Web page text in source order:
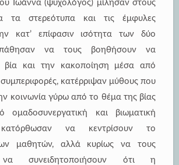
Ιωάννα (ψυχολόγος) μίλησαν στους
τα στερεότυπα και τις έμφυλες
κατ’ επίφασιν ισότητα των δύο
να τους βοηθήσουν να
βία και την κακοποίηση μέσα από
συμπεριφορές, κατέρριψαν μύθους που
κοινωνία γύρω από το θέμα της βίας
και βιωματική
κατόρθωσαν να κεντρίσουν το
μαθητών, αλλά κυρίως να τους
συνειδητοποιήσουν ότι η